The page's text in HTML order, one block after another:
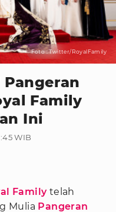
Foto : Twitter/RoyalFamily
Pangeran
Family
Ini
WIB
Familytelah
Mulia Pangeran